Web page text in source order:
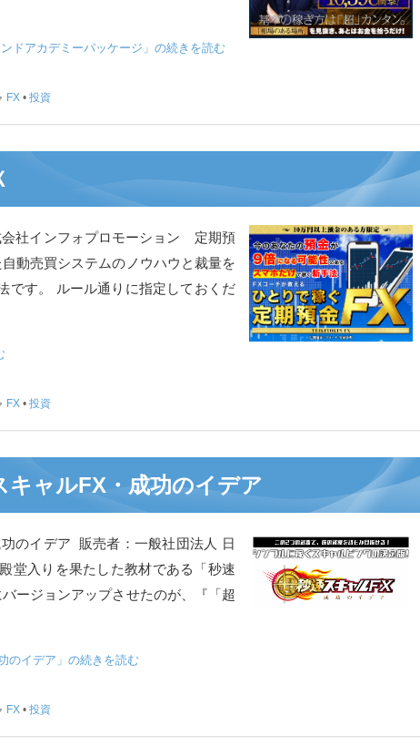
ドアカデミーパッケージ」の続きを読む
FX • 投資
社インフォプロモーション 定期預
動売買システムのノウハウと裁量を
です。 ルール通りに指定しておくだ
FX • 投資
キャルFX・成功のイデア
功のイデア 販売者：一般社団法人 日
入りを果たした教材である「秒速
ージョンアップさせたのが、『「超
のイデア」の続きを読む
FX • 投資